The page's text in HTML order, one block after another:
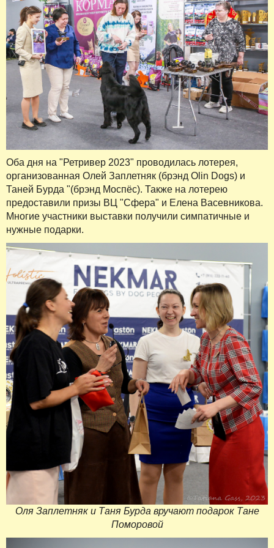
Оба дня на "Ретривер 2023" проводилась лотерея,
организованная Олей Заплетняк (брэнд Olin Dogs) и
Таней Бурда "(брэнд Моспёс). Также на лотерею
предоставили призы ВЦ "Сфера" и Елена Васевникова.
Многие участники выставки получили симпатичные и
нужные подарки.
Оля Заплетняк и Таня Бурда вручают подарок Тане
Поморовой